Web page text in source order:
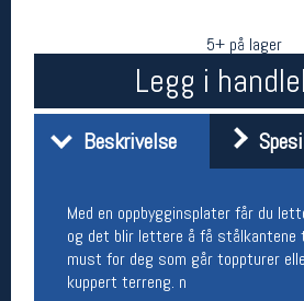
5+ på lager
Legg i
Beskrivelse
Med en oppbygginsplater får du
og det blir lettere å få stålkantene
must for deg som går toppturer
kuppert terreng. n
Her finner du oss
Oslo Sportslager